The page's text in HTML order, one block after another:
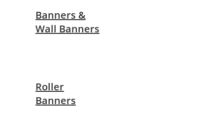
Banners &
Wall Banners
Roller
Banners